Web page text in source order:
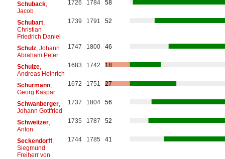
Schuback,
Jacob
1726 1784 58
Schubart,
Christian
Friedrich Daniel
1739 1791 52
Schulz, Johann
Abraham Peter
1747 1800 46
Schulze,
Andreas Heinrich
1683 1742 18
Schürmann,
Georg Kaspar
1672 1751 27
Schwanberger,
Johann Gottfried
1737 1804 56
Schweitzer,
Anton
1735 1787 52
Seckendorff,
Siegmund
Freiherr von
1744 1785 41